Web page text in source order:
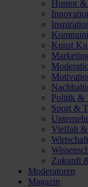
Humor &
Kunst
Politik &
Sport &
Vielfalt
Zukunft
Moderatoren
Magazin